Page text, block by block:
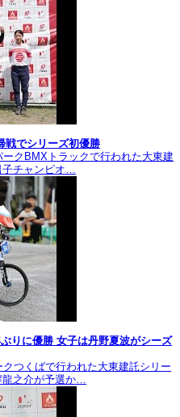
戦でシリーズ初優勝
クBMXトラックで行われた大東建
子チャンピオ…
りに優勝 女子は丹野夏波がシーズ
つくばで行われた大東建託シリー
龍之介が予選か…